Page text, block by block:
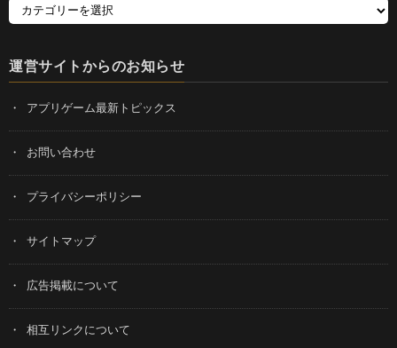
運営サイトからのお知らせ
アプリゲーム最新トピックス
お問い合わせ
プライバシーポリシー
サイトマップ
広告掲載について
相互リンクについて